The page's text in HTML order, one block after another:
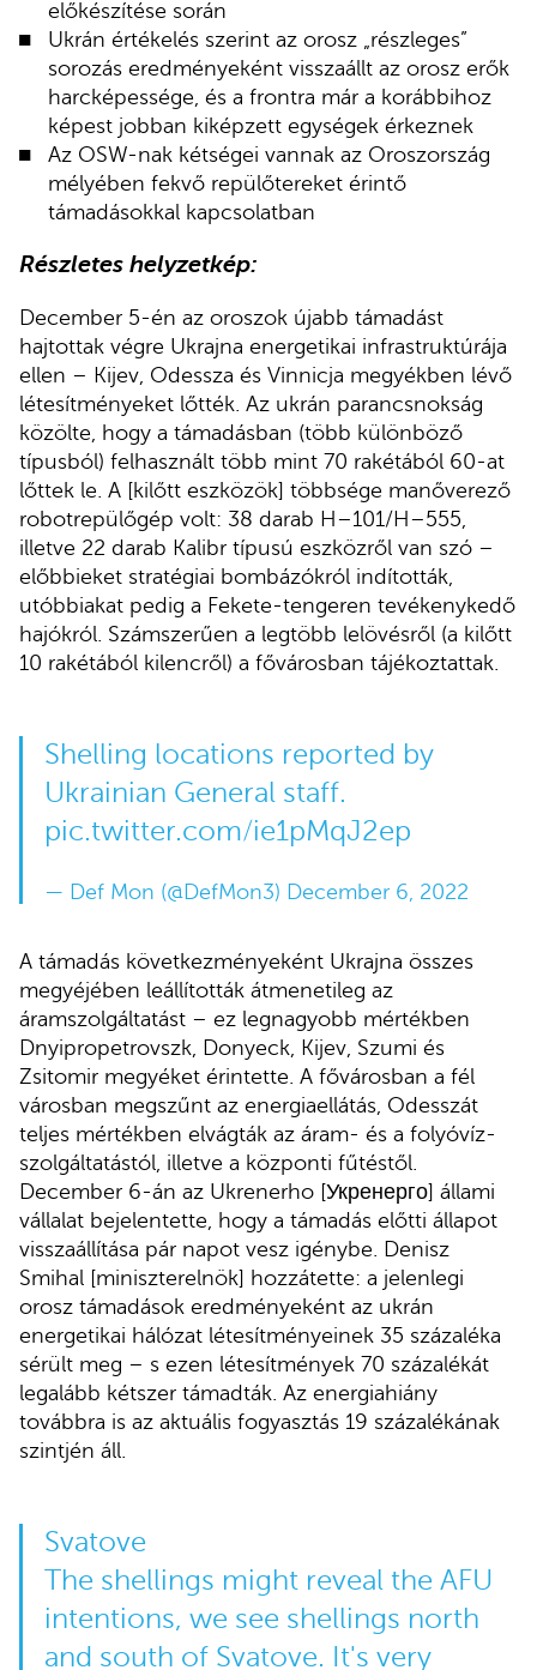
előkészítése során
Ukrán értékelés szerint az orosz „részleges”
sorozás eredményeként visszaállt az orosz erők
harcképessége, és a frontra már a korábbihoz
képest jobban kiképzett egységek érkeznek
Az OSW-nak kétségei vannak az Oroszország
mélyében fekvő repülőtereket érintő
támadásokkal kapcsolatban
Részletes helyzetkép:
December 5-én az oroszok újabb támadást
hajtottak végre Ukrajna energetikai infrastruktúrája
ellen – Kijev, Odessza és Vinnicja megyékben lévő
létesítményeket lőtték. Az ukrán parancsnokság
közölte, hogy a támadásban (több különböző
típusból) felhasznált több mint 70 rakétából 60-at
lőttek le. A [kilőtt eszközök] többsége manőverező
robotrepülőgép volt: 38 darab H–101/H–555,
illetve 22 darab Kalibr típusú eszközről van szó –
előbbieket stratégiai bombázókról indították,
utóbbiakat pedig a Fekete-tengeren tevékenykedő
hajókról. Számszerűen a legtöbb lelövésről (a kilőtt
10 rakétából kilencről) a fővárosban tájékoztattak.
Shelling locations reported by
Ukrainian General staff.
pic.twitter.com/ie1pMqJ2ep
— Def Mon (@DefMon3) December 6, 2022
A támadás következményeként Ukrajna összes
megyéjében leállították átmenetileg az
áramszolgáltatást – ez legnagyobb mértékben
Dnyipropetrovszk, Donyeck, Kijev, Szumi és
Zsitomir megyéket érintette. A fővárosban a fél
városban megszűnt az energiaellátás, Odesszát
teljes mértékben elvágták az áram- és a folyóvíz-
szolgáltatástól, illetve a központi fűtéstől.
December 6-án az Ukrenerho [Укренерго] állami
vállalat bejelentette, hogy a támadás előtti állapot
visszaállítása pár napot vesz igénybe. Denisz
Smihal [miniszterelnök] hozzátette: a jelenlegi
orosz támadások eredményeként az ukrán
energetikai hálózat létesítményeinek 35 százaléka
sérült meg – s ezen létesítmények 70 százalékát
legalább kétszer támadták. Az energiahiány
továbbra is az aktuális fogyasztás 19 százalékának
szintjén áll.
Svatove
The shellings might reveal the AFU
intentions, we see shellings north
and south of Svatove. It's very